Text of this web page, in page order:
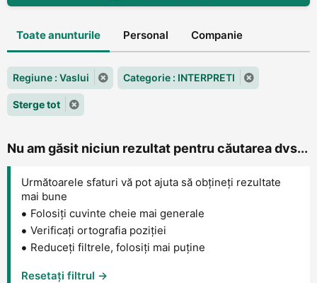
Toate anunturile Personal Companie
Regiune : Vaslui Categorie : INTERPRETI
Sterge tot
Nu am găsit niciun rezultat pentru căutarea dvs...
Următoarele sfaturi vă pot ajuta să obțineți rezultate
mai bune
Folosiți cuvinte cheie mai generale
Verificați ortografia poziției
Reduceți filtrele, folosiți mai puține
Resetați filtrul →